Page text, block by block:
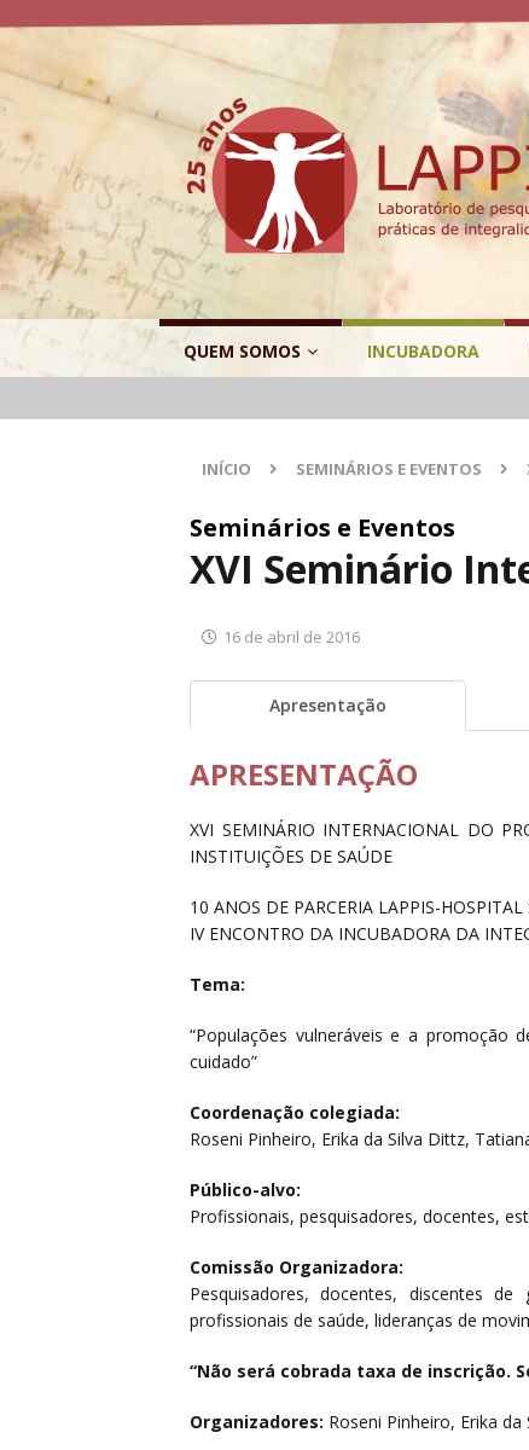
QUEM SOMOS INCUBADORA
INÍCIO SEMINÁRIOS E EVENTOS
Seminários e Eventos
XVI Seminário
16 de abril de 2016
Apresentação
APRESENTAÇÃO
XVI SEMINÁRIO INTERNACIONAL DO
INSTITUIÇÕES DE SAÚDE
10 ANOS DE PARCERIA LAPPIS-
IV ENCONTRO DA INCUBADORA DA
Tema:
“Populações vulneráveis e a promoção
cuidado”
Coordenação colegiada:
Roseni Pinheiro, Erika da Silva Dittz,
Público-alvo:
Profissionais, pesquisadores, docentes,
Comissão Organizadora:
Pesquisadores, docentes, discentes
profissionais de saúde, lideranças de
“Não será cobrada taxa de inscrição.
Organizadores: Roseni Pinheiro, Erika